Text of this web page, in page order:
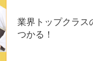
業界トップクラス
つかる！